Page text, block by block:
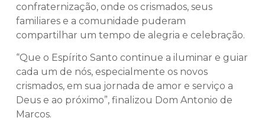
confraternização, onde os crismados, seus
familiares e a comunidade puderam
compartilhar um tempo de alegria e celebração.
“Que o Espírito Santo continue a iluminar e guiar
cada um de nós, especialmente os novos
crismados, em sua jornada de amor e serviço a
Deus e ao próximo”, finalizou Dom Antonio de
Marcos.